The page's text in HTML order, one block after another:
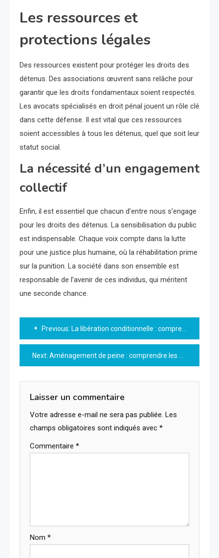
Les ressources et
protections légales
Des ressources existent pour protéger les droits des
détenus. Des associations œuvrent sans relâche pour
garantir que les droits fondamentaux soient respectés.
Les avocats spécialisés en droit pénal jouent un rôle clé
dans cette défense. Il est vital que ces ressources
soient accessibles à tous les détenus, quel que soit leur
statut social.
La nécessité d’un engagement
collectif
Enfin, il est essentiel que chacun d’entre nous s’engage
pour les droits des détenus. La sensibilisation du public
est indispensable. Chaque voix compte dans la lutte
pour une justice plus humaine, où la réhabilitation prime
sur la punition. La société dans son ensemble est
responsable de l’avenir de ces individus, qui méritent
une seconde chance.
Navigation
de
l’article
Previous: La libération conditionnelle : comprendre ses enjeux et son fonctionnement
Next: Aménagement de peine : comprendre les enjeux et les alternatives
Laisser un commentaire
Votre adresse e-mail ne sera pas publiée. Les
champs obligatoires sont indiqués avec *
Commentaire *
Nom *